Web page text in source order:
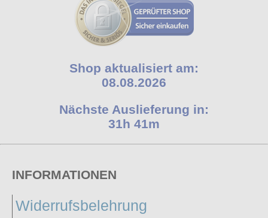
Shop aktualisiert am:
08.08.2026
Nächste Auslieferung in:
31h 41m
INFORMATIONEN
Widerrufsbelehrung